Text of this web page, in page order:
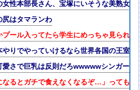
女性本部長さん、宝塚にいそうな美熟女
尻はタマランわ
プール入ってたら学生にめっちゃ見られた
やりでやっていけるなら世界各国の王室
愛さで巨乳は反則だろwwwwwシンガー
なるとガチで食えなくなるぞ…」ってもの